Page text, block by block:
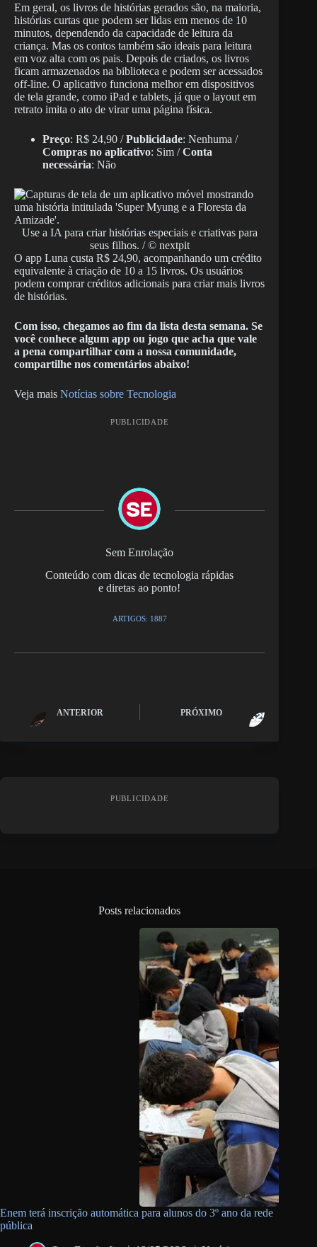
Em geral, os livros de histórias gerados são, na maioria,
histórias curtas que podem ser lidas em menos de 10
minutos, dependendo da capacidade de leitura da
criança. Mas os contos também são ideais para leitura
em voz alta com os pais. Depois de criados, os livros
ficam armazenados na biblioteca e podem ser acessados
off-line. O aplicativo funciona melhor em dispositivos
de tela grande, como iPad e tablets, já que o layout em
retrato imita o ato de virar uma página física.
Preço: R$ 24,90 /Publicidade: Nenhuma /
Compras no aplicativo: Sim /Conta
necessária: Não
Use a IA para criar histórias especiais e criativas para
seus filhos. / © nextpit
O app Luna custa R$ 24,90, acompanhando um crédito
equivalente à criação de 10 a 15 livros. Os usuários
podem comprar créditos adicionais para criar mais livros
de histórias.
Com isso, chegamos ao fim da lista desta semana. Se
você conhece algum app ou jogo que acha que vale
a pena compartilhar com a nossa comunidade,
compartilhe nos comentários abaixo!
Veja mais Notícias sobre Tecnologia
PUBLICIDADE
Sem Enrolação
Conteúdo com dicas de tecnologia rápidas
e diretas ao ponto!
ARTIGOS: 1887
ANTERIOR PRÓXIMO
PUBLICIDADE
Posts relacionados
Enem terá inscrição automática para alunos do 3º ano da rede
pública